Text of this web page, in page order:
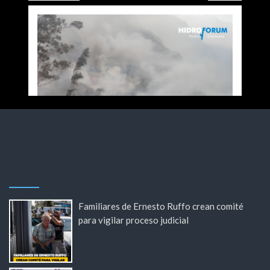
Familiares de Ernesto Ruffo crean comité
para vigilar proceso judicial